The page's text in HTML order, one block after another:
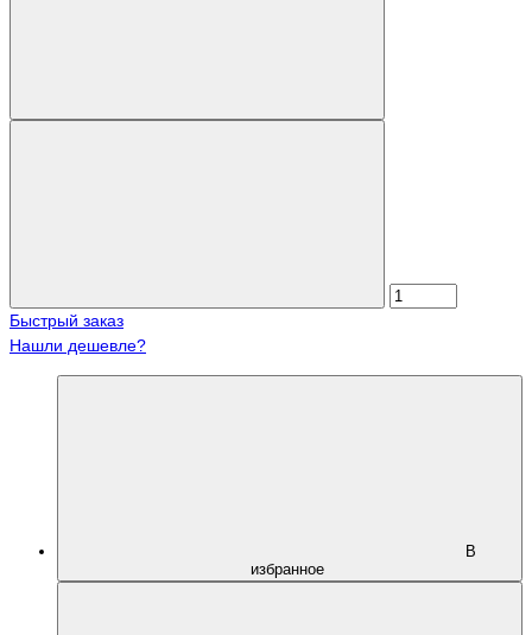
Быстрый заказ
Нашли дешевле?
В
избранное